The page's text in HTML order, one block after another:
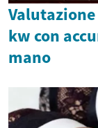
kw con
mano